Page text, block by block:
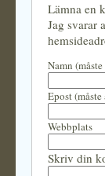
Lämna en
Jag svarar
Namn (måste
Epost (måste
Webbplats
Skriv din